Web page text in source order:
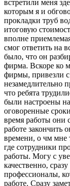
встретили меня
которым я и
прокладки труб
итоговую
вполне
смог ответить на
было, что он
фирма. Вскоре ко
фирмы, привезли с
незамедлительно
что ребята
были настроены
оговоренные
время работы они
работе закончить
времени, о чм мне
где сотрудники
работы. Могу с
качественно,
профессионалы,
работе. Сразу